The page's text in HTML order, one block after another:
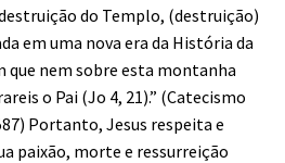
do Templo, (destruição)
em uma nova era da História da
que nem sobre esta montanha
o Pai (Jo 4, 21).” (Catecismo
Portanto, Jesus respeita e
paixão, morte e ressurreição